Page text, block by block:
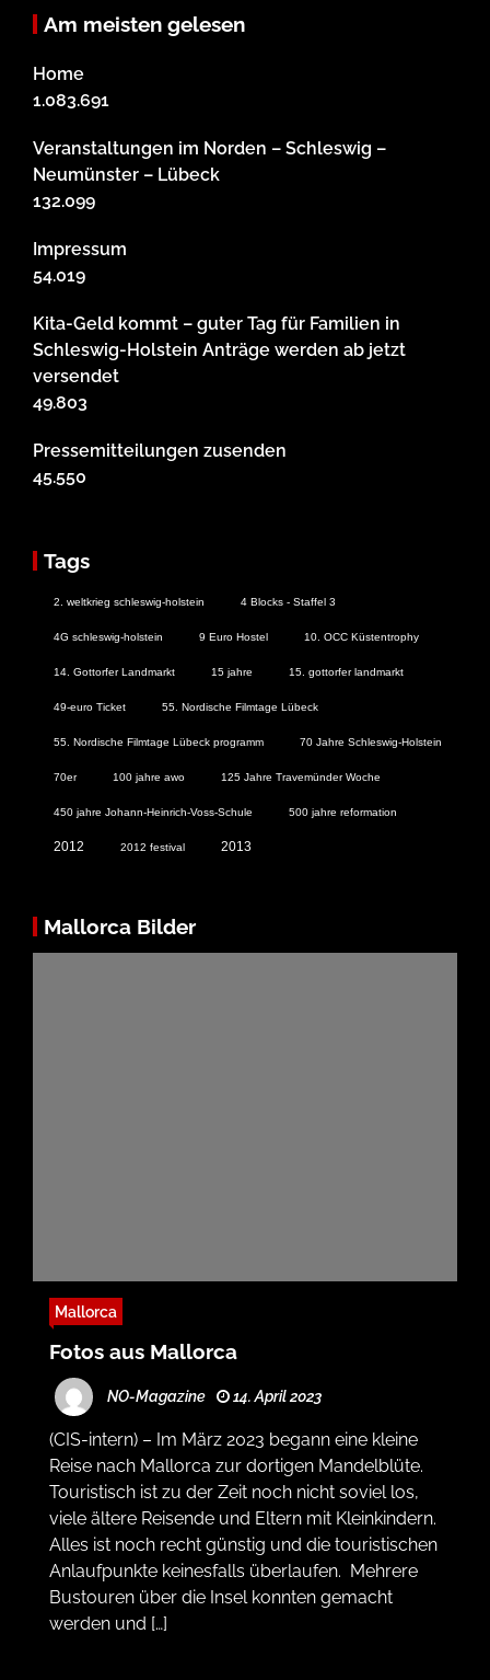
Am meisten gelesen
Home
1.083.691
Veranstaltungen im Norden – Schleswig –
Neumünster – Lübeck
132.099
Impressum
54.019
Kita-Geld kommt – guter Tag für Familien in
Schleswig-Holstein Anträge werden ab jetzt
versendet
49.803
Pressemitteilungen zusenden
45.550
Tags
2. weltkrieg schleswig-holstein 4 Blocks - Staffel 3
4G schleswig-holstein 9 Euro Hostel 10. OCC Küstentrophy
14. Gottorfer Landmarkt 15 jahre 15. gottorfer landmarkt
49-euro Ticket 55. Nordische Filmtage Lübeck
55. Nordische Filmtage Lübeck programm 70 Jahre Schleswig-Holstein
70er 100 jahre awo 125 Jahre Travemünder Woche
450 jahre Johann-Heinrich-Voss-Schule 500 jahre reformation
2012 2012 festival 2013
Mallorca Bilder
Mallorca
Fotos aus Mallorca
NO-Magazine 14. April 2023
(CIS-intern) – Im März 2023 begann eine kleine
Reise nach Mallorca zur dortigen Mandelblüte.
Touristisch ist zu der Zeit noch nicht soviel los,
viele ältere Reisende und Eltern mit Kleinkindern.
Alles ist noch recht günstig und die touristischen
Anlaufpunkte keinesfalls überlaufen. Mehrere
Bustouren über die Insel konnten gemacht
werden und […]